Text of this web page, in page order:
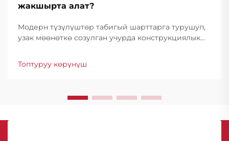
жакшырта алат?
Модерн түзүлүштөр табигый шарттарга турушуп,
узак мөөнөткө созулган учурда конструкциялык
суперIOR...
Топтуруу көрүнүш